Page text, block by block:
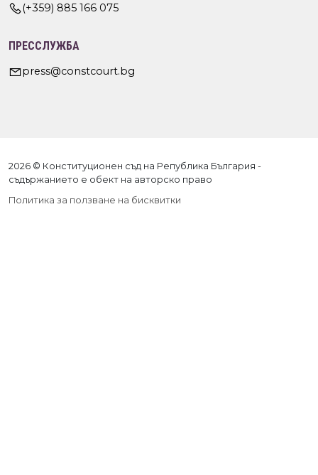
(+359) 885 166 075
ПРЕССЛУЖБА
press@constcourt.bg
2026 © Конституционен съд на Република България -
съдържанието е обект на авторско право
Политика за ползване на бисквитки